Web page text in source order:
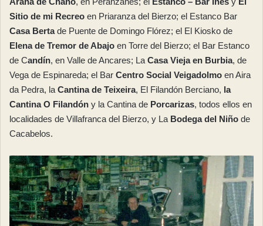
Sitio de mi Recreo en Priaranza del Bierzo; el Estanco Bar
Casa Bertade Puente de Domingo Flórez; el El Kiosko de
Elena de Tremor de Abajo en Torre del Bierzo; el Bar Estanco
de Candín, en Valle de Ancares; La Casa Vieja en Burbia, de
Vega de Espinareda; el Bar Centro Social Veigadolmo en Aira
da Pedra, la Cantina de Teixeira, El Filandón Berciano, la
Cantina O Filandón y la Cantina de Porcarizas, todos ellos en
localidades de Villafranca del Bierzo, y La Bodega del Niño de
Cacabelos.